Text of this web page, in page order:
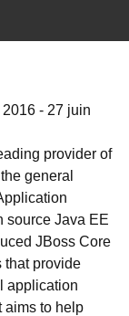
2016 - 27 juin
provider of
general
source Java EE
JBoss Core
that provide
application
aims to help